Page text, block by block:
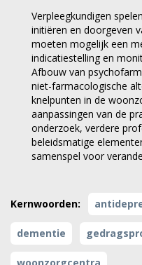
Verpleegkundigen
initiëren en doorgeven
moeten mogelijk een
indicatiestelling en
Afbouw van
niet-farmacologische
knelpunten in de
aanpassingen van de
onderzoek, verdere
beleidsmatige
samenspel voor
Kernwoorden:
dementie